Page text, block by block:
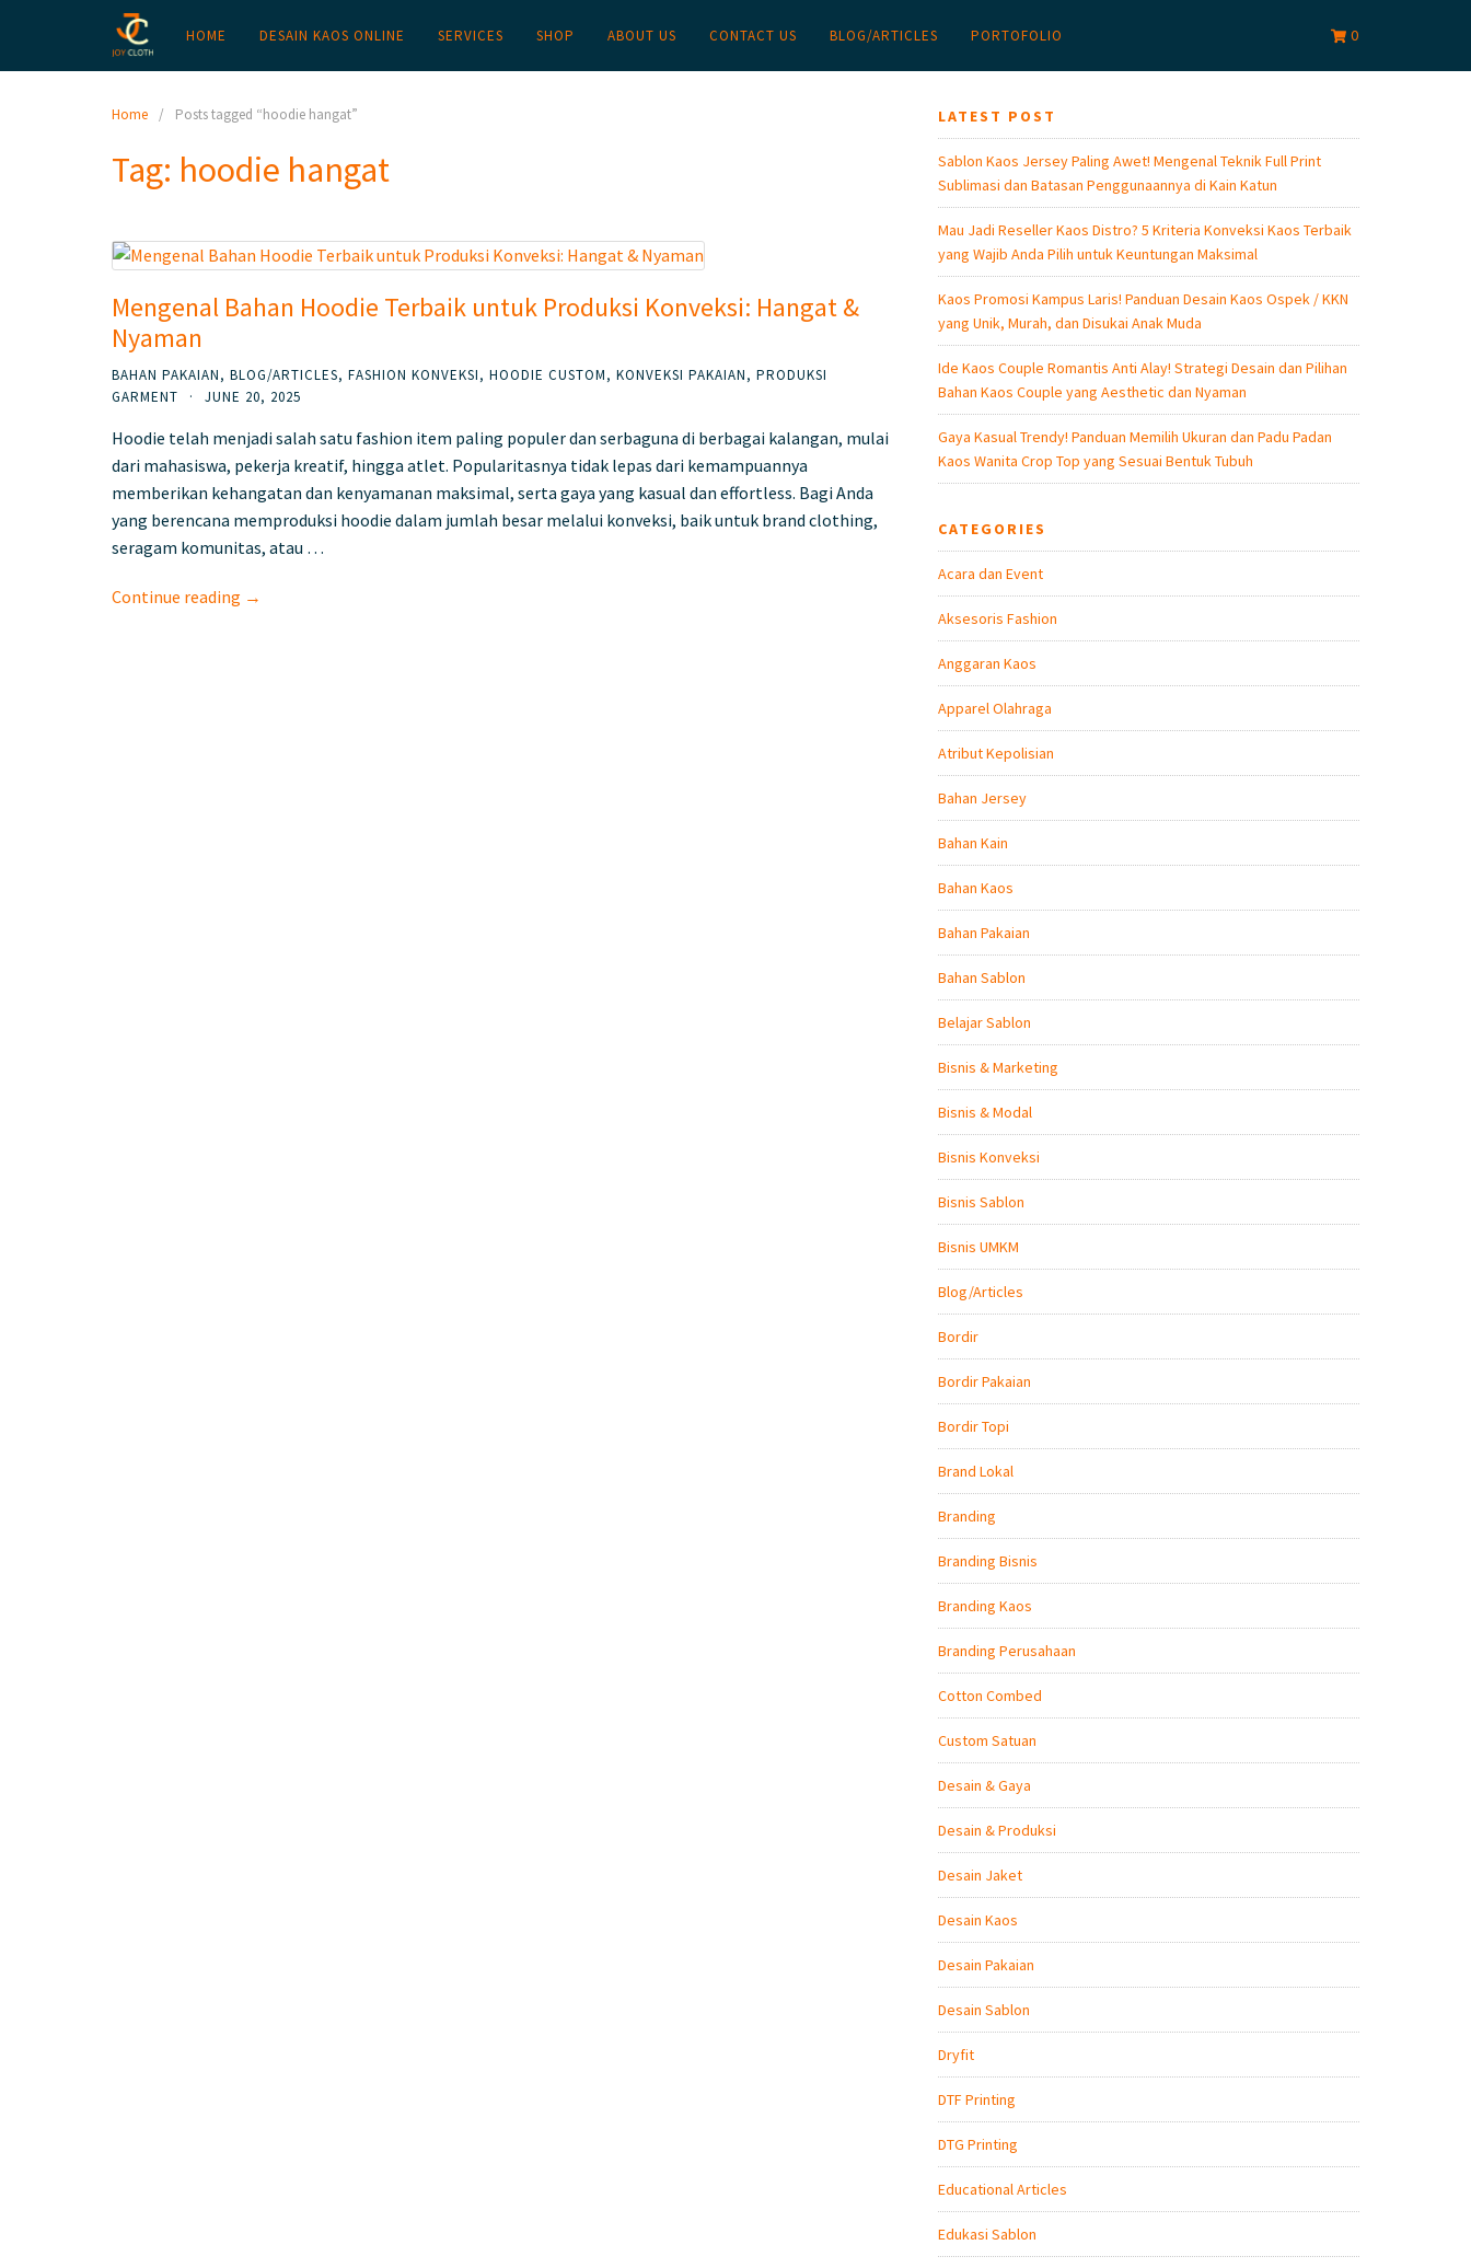
0
HOME DESAIN KAOS ONLINE SERVICES SHOP ABOUT US CONTACT US BLOG/ARTICLES PORTOFOLIO
Home Posts tagged “hoodie hangat”
Tag: hoodie hangat
Mengenal Bahan Hoodie Terbaik untuk Produksi Konveksi: Hangat &
Nyaman
BAHAN PAKAIAN, BLOG/ARTICLES, FASHION KONVEKSI, HOODIE CUSTOM, KONVEKSI PAKAIAN, PRODUKSI
GARMENT
· JUNE 20, 2025
Hoodie telah menjadi salah satu fashion item paling populer dan serbaguna di berbagai kalangan, mulai
dari mahasiswa, pekerja kreatif, hingga atlet. Popularitasnya tidak lepas dari kemampuannya
memberikan kehangatan dan kenyamanan maksimal, serta gaya yang kasual dan effortless. Bagi Anda
yang berencana memproduksi hoodie dalam jumlah besar melalui konveksi, baik untuk brand clothing,
seragam komunitas, atau …
Continue reading →
LATEST POST
Sablon Kaos Jersey Paling Awet! Mengenal Teknik Full Print
Sublimasi dan Batasan Penggunaannya di Kain Katun
Mau Jadi Reseller Kaos Distro? 5 Kriteria Konveksi Kaos Terbaik
yang Wajib Anda Pilih untuk Keuntungan Maksimal
Kaos Promosi Kampus Laris! Panduan Desain Kaos Ospek / KKN
yang Unik, Murah, dan Disukai Anak Muda
Ide Kaos Couple Romantis Anti Alay! Strategi Desain dan Pilihan
Bahan Kaos Couple yang Aesthetic dan Nyaman
Gaya Kasual Trendy! Panduan Memilih Ukuran dan Padu Padan
Kaos Wanita Crop Top yang Sesuai Bentuk Tubuh
CATEGORIES
Acara dan Event
Aksesoris Fashion
Anggaran Kaos
Apparel Olahraga
Atribut Kepolisian
Bahan Jersey
Bahan Kain
Bahan Kaos
Bahan Pakaian
Bahan Sablon
Belajar Sablon
Bisnis & Marketing
Bisnis & Modal
Bisnis Konveksi
Bisnis Sablon
Bisnis UMKM
Blog/Articles
Bordir
Bordir Pakaian
Bordir Topi
Brand Lokal
Branding
Branding Bisnis
Branding Kaos
Branding Perusahaan
Cotton Combed
Custom Satuan
Desain & Gaya
Desain & Produksi
Desain Jaket
Desain Kaos
Desain Pakaian
Desain Sablon
Dryfit
DTF Printing
DTG Printing
Educational Articles
Edukasi Sablon